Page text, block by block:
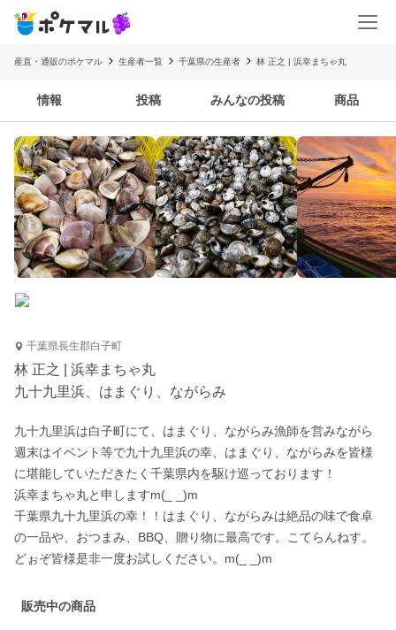
産直・通販のポケマル 生産者一覧 千葉県の生産者 林 正之 | 浜幸まちゃ丸
情報 投稿 みんなの投稿 商品
千葉県長生郡白子町
林 正之 | 浜幸まちゃ丸
九十九里浜、はまぐり、ながらみ
九十九里浜は白子町にて、はまぐり、ながらみ漁師を営みながら
週末はイベント等で九十九里浜の幸、はまぐり、ながらみを皆様
に堪能していただきたく千葉県内を駆け巡っております！
浜幸まちゃ丸と申しますm(_ _)m
千葉県九十九里浜の幸！！はまぐり、ながらみは絶品の味で食卓
の一品や、おつまみ、BBQ、贈り物に最高です。こてらんねす。
どぉぞ皆様是非一度お試しください。m(_ _)m
販売中の商品